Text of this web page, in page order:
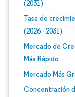
(2031)
Tasa de
(2026 - 2031)
Mercado de
Más Rápido
Mercado Más
Concentración